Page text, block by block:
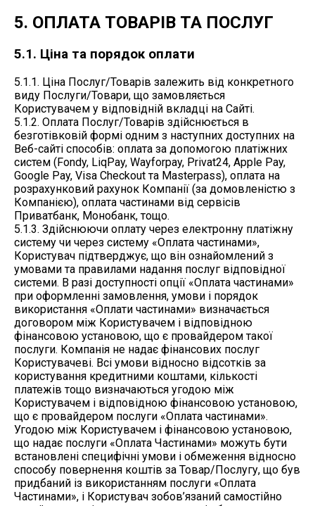
5. ОПЛАТА ТОВАРІВ ТА ПОСЛУГ
5.1. Ціна та порядок оплати
5.1.1. Ціна Послуг/Товарів залежить від конкретного
виду Послуги/Товари, що замовляється
Користувачем у відповідній вкладці на Сайті.
5.1.2. Оплата Послуг/Товарів здійснюється в
безготівковій формі одним з наступних доступних на
Веб-сайті способів: оплата за допомогою платіжних
систем (Fondy, LiqPay, Wayforpay, Privat24, Apple Pay,
Google Pay, Visa Checkout та Masterpass), оплата на
розрахунковий рахунок Компанії (за домовленістю з
Компанією), оплата частинами від сервісів
Приватбанк, Монобанк, тощо.
5.1.3. Здійснюючи оплату через електронну платіжну
систему чи через систему «Оплата частинами»,
Користувач підтверджує, що він ознайомлений з
умовами та правилами надання послуг відповідної
системи. В разі доступності опції «Оплата частинами»
при оформленні замовлення, умови і порядок
використання «Оплати частинами» визначається
договором між Користувачем і відповідною
фінансовою установою, що є провайдером такої
послуги. Компанія не надає фінансових послуг
Користувачеві. Всі умови відносно відсотків за
користування кредитними коштами, кількості
платежів тощо визначаються угодою між
Користувачем і відповідною фінансовою установою,
що є провайдером послуги «Оплата частинами».
Угодою між Користувачем і фінансовою установою,
що надає послуги «Оплата Частинами» можуть бути
встановлені специфічні умови і обмеження відносно
способу повернення коштів за Товар/Послугу, що був
придбаний із використанням послуги «Оплата
Частинами», і Користувач зобов’язаний самостійно